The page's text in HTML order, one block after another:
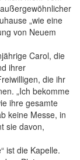
„wie eine
von Neuem
Carol, die
ihrer
die ihr
„Ich bekomme
ihre gesamte
keine Messe, in
sie davon,
ist die Kapelle.